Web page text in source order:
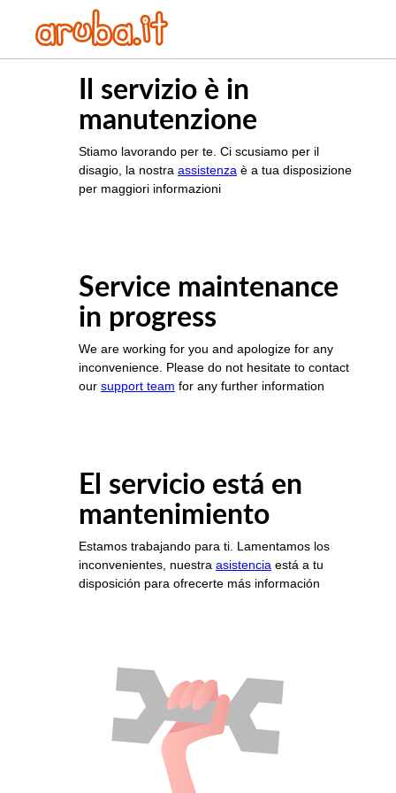
Il servizio è in
manutenzione
Stiamo lavorando per te. Ci scusiamo per il
disagio, la nostra assistenza è a tua disposizione
per maggiori informazioni
Service maintenance
in progress
We are working for you and apologize for any
inconvenience. Please do not hesitate to contact
our support team for any further information
El servicio está en
mantenimiento
Estamos trabajando para ti. Lamentamos los
inconvenientes, nuestra asistencia está a tu
disposición para ofrecerte más información